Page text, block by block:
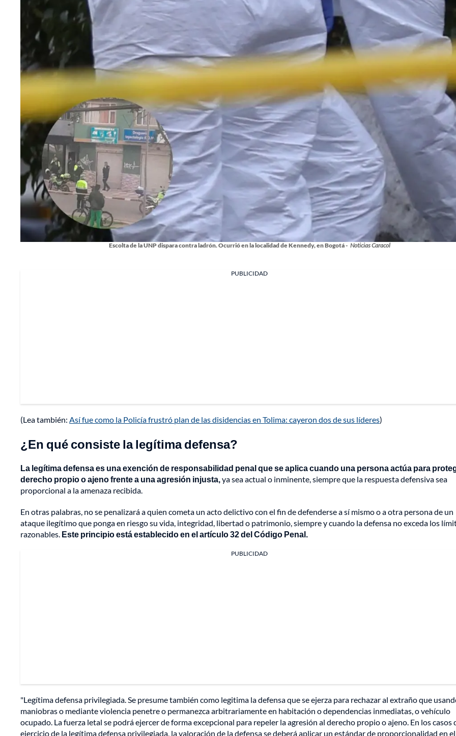
Escolta de la UNP dispara contra ladrón. Ocurrió en la localidad de Kennedy, en Bogotá - Noticias Caracol
PUBLICIDAD
(Lea también: Así fue como la Policía frustró plan de las disidencias en Tolima: cayeron dos de sus líderes)
¿En qué consiste la legítima defensa?
La legítima defensa es una exención de responsabilidad penal que se aplica cuando una persona actúa para
derecho propio o ajeno frente a una agresión injusta,ya sea actual o inminente, siempre que la respuesta defensiva sea
proporcional a la amenaza recibida.
En otras palabras, no se penalizará a quien cometa un acto delictivo con el fin de defenderse a sí mismo o a otra persona de un
ataque ilegítimo que ponga en riesgo su vida, integridad, libertad o patrimonio, siempre y cuando la defensa no exceda los
razonables. Este principio está establecido en el artículo 32 del Código Penal.
PUBLICIDAD
"Legítima defensa privilegiada. Se presume también como legitima la defensa que se ejerza para rechazar al extraño que
maniobras o mediante violencia penetre o permanezca arbitrariamente en habitación o dependencias inmediatas, o vehículo
ocupado. La fuerza letal se podrá ejercer de forma excepcional para repeler la agresión al derecho propio o ajeno. En los casos
ejercicio de la legítima defensa privilegiada, la valoración de la defensa se deberá aplicar un estándar de proporcionalidad en el